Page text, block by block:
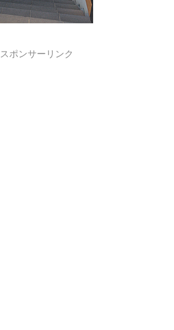
スポンサーリンク